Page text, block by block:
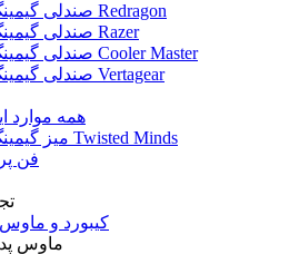
صندلی گیمینگ Redragon
صندلی گیمینگ Razer
صندلی گیمینگ Cooler Master
صندلی گیمینگ Vertagear
همه موارد
میز گیمینگ Twisted Minds
فن
کیبورد و
ماوس